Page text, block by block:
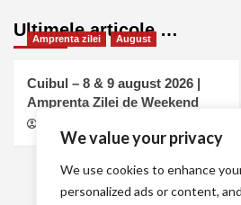
We value your privacy
We use cookies to enhance
personalized ads or content,
Ultimele articole …
Amprenta zilei August
Cuibul – 8 & 9 august 2026 |
Amprenta Zilei de Weekend